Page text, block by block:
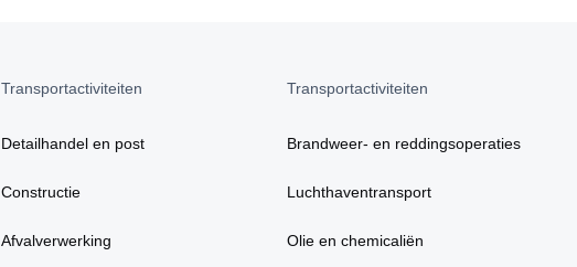
Transportactiviteiten
Detailhandel en post
Constructie
Afvalverwerking
Transportactiviteiten
Brandweer- en reddingsoperaties
Luchthaventransport
Olie en chemicaliën